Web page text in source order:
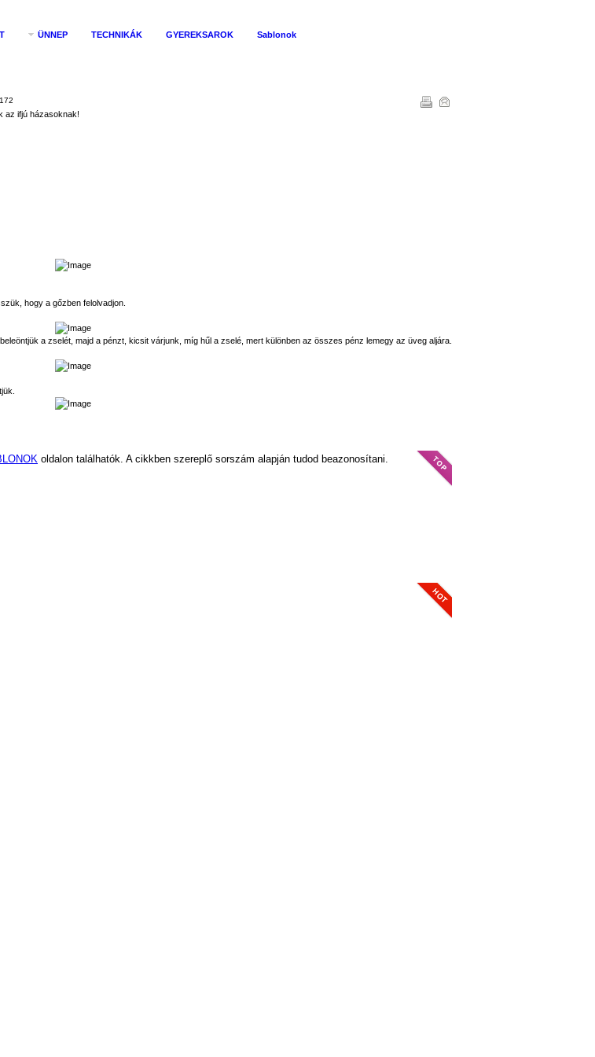
ÜNNEP TECHNIKÁK GYEREKSAROK Sablonok
az ifjú házasoknak!
hogy a gőzben felolvadjon.
a zselét, majd a pénzt, kicsit várjunk, míg hűl a zselé, mert különben az összes pénz lemegy az üveg aljára.
oldalon találhatók. A cikkben szereplő sorszám alapján tudod beazonosítani.